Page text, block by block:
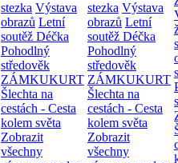
stezka Výstava
obrazů Letní
soutěž Déčka
Pohodlný
středověk
ZÁMKUKURT
Šlechta na
cestách - Cesta
kolem světa
Zobrazit
všechny
stezka Výstava
obrazů Letní
soutěž Déčka
Pohodlný
středověk
ZÁMKUKURT
Šlechta na
cestách - Cesta
kolem světa
Zobrazit
všechny